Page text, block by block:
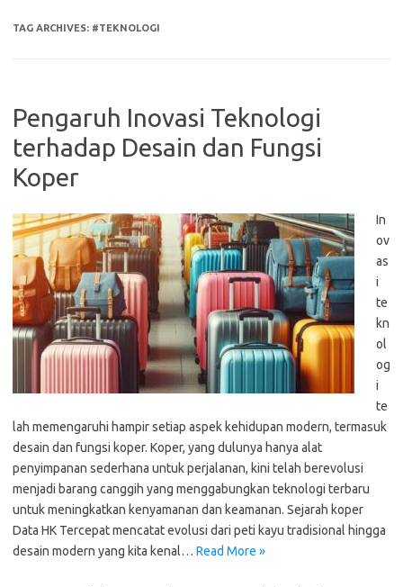
TAG ARCHIVES: #TEKNOLOGI
Pengaruh Inovasi Teknologi
terhadap Desain dan Fungsi
Koper
In
ov
as
i
te
kn
ol
og
i
te
lah memengaruhi hampir setiap aspek kehidupan modern, termasuk
desain dan fungsi koper. Koper, yang dulunya hanya alat
penyimpanan sederhana untuk perjalanan, kini telah berevolusi
menjadi barang canggih yang menggabungkan teknologi terbaru
untuk meningkatkan kenyamanan dan keamanan. Sejarah koper
Data HK Tercepat mencatat evolusi dari peti kayu tradisional hingga
desain modern yang kita kenal… Read More »